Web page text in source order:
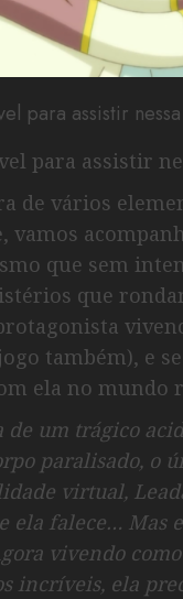
para assistir
para assistir
de vários
vamos
que sem
que
também), e
ela no mundo
de um trágico
paralisado, o
virtual,
ela falece… Mas
vivendo
incríveis, ela